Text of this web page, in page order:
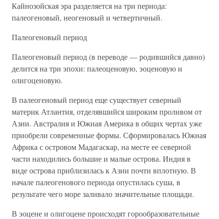
Кайнозойская эра разделяется на три периода:
палеогеновый, неогеновый и четвертичный.
Палеогеновый период
Палеогеновый период (в переводе — родившийся давно)
делится на три эпохи: палеоценовую, эоценовую и
олигоценовую.
В палеогеновый период еще существует северный
материк Атлантия, отделявшийся широким проливом от
Азии. Австралия и Южная Америка в общих чертах уже
приобрели современные формы. Сформировалась Южная
Африка с островом Мадагаскар, на месте ее северной
части находились большие и малые острова. Индия в
виде острова приблизилась к Азии почти вплотную. В
начале палеогенового периода опустилась суша, в
результате чего море заливало значительные площади.
В эоцене и олигоцене происходят горообразовательные